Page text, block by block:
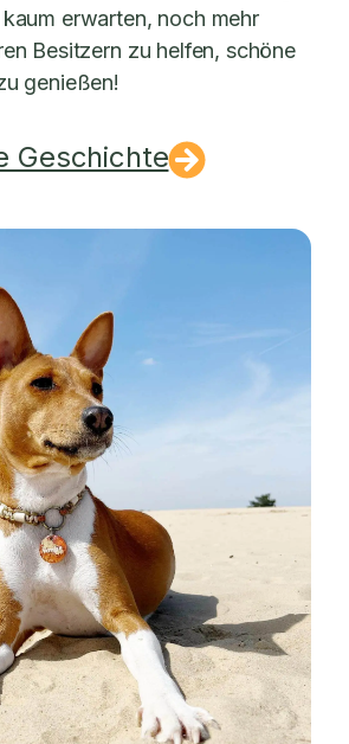
erwarten, noch mehr
Besitzern zu helfen, schöne
genießen!
Geschichte